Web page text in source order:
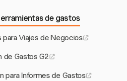
de gastos
Viajes de Negocios
de Gastos G2
para Informes de Gastos